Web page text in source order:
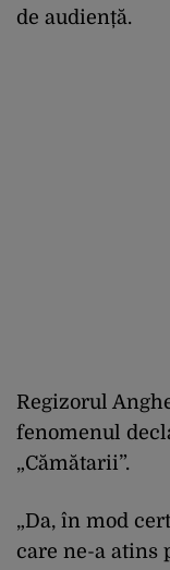
de audiență.
Regizorul
fenomenul
„Cămătarii”.
„Da, în mod
care ne-a atins